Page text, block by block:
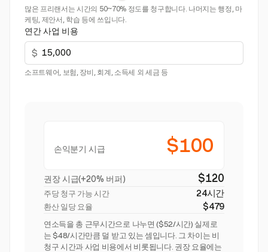
많은 프리랜서는 시간의 50~70% 정도를 청구합니다. 나머지는 행정, 마
케팅, 제안서, 학습 등에 쓰입니다.
연간 사업 비용
$
소프트웨어, 보험, 장비, 회계, 소득세 외 세금 등
손익분기 시급 $100
권장 시급(+20% 버퍼) $120
주당 청구 가능 시간 24시간
환산 일당 요율 $479
연소득을 총 근무시간으로 나누면 ($52/시간) 실제로
는 $48/시간만큼 덜 받고 있는 셈입니다. 그 차이는 비
청구 시간과 사업 비용에서 비롯됩니다. 권장 요율에는